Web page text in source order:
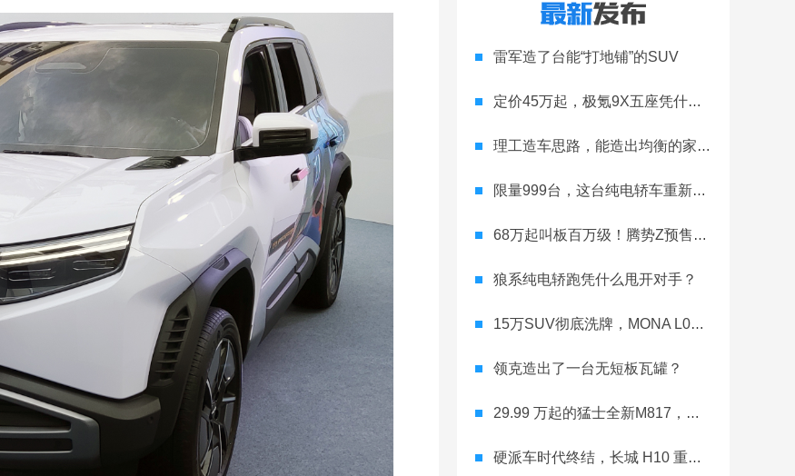
雷军造了台能“打地铺”的SUV
定价45万起，极氪9X五座凭什么领跑高端
理工造车思路，能造出均衡的家用轿跑吗
限量999台，这台纯电轿车重新定义运动家用
68万起叫板百万级！腾势Z预售开启
狼系纯电轿跑凭什么甩开对手？
15万SUV彻底洗牌，MONA L03直接降维打击
领克造出了一台无短板瓦罐？
29.99 万起的猛士全新M817，从此越野不靠老司机
硬派车时代终结，长城 H10 重新洗牌